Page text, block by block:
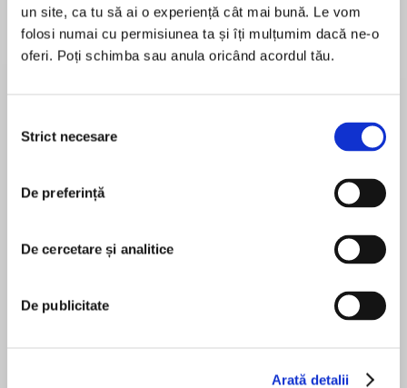
un site, ca tu să ai o experiență cât mai bună. Le vom
folosi numai cu permisiunea ta și îți mulțumim dacă ne-o
oferi. Poți schimba sau anula oricând acordul tău.
consimțământului
Strict necesare
De preferință
De cercetare și analitice
De publicitate
Arată detalii
Desprecarte
voice.
As Charles Redfern lies motionless in hospital,
his wife Anne and daughter Charlotte are forced
with each other. Anne, once beautiful and
husband's dominance. Charlotte, meanwhile, is
battling with her own inner darkness and is
MAI MULT
pentru această carte